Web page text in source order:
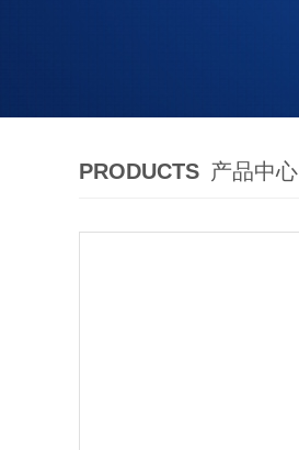
PRODUCTS 产品中心